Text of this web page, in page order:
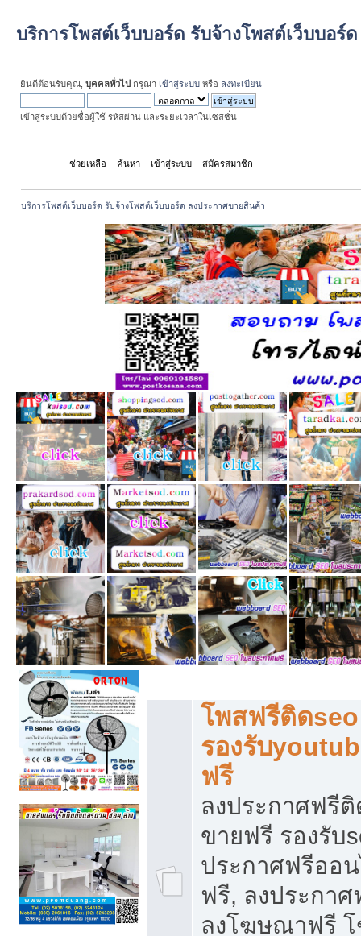
บริการโพสต์เว็บบอร์ด รับจ้างโพสต์เว็บบอร์
ยินดีต้อนรับคุณ, บุคคลทั่วไป กรุณา เข้าสู่ระบบ หรือ ลงทะเบียน
เข้าสู่ระบบด้วยชื่อผู้ใช้ รหัสผ่าน และระยะเวลาในเซสชั่น
ช่วยเหลือ ค้นหา เข้าสู่ระบบ สมัครสมาชิก
บริการโพสต์เว็บบอร์ด รับจ้างโพสต์เว็บบอร์ด ลงประกาศขายสินค้า
โพสฟรีติด
รองรับ
ฟรี
ลงประกาศฟรีติ
ขายฟรี รองรับ
ประกาศฟรีออ
ฟรี, ลงประกา
ลงโฆษณาฟรี